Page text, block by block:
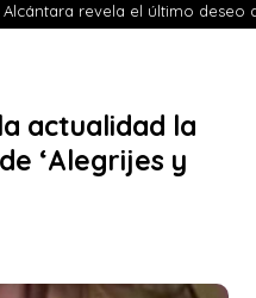
Alcántara revela el último deseo
actualidad la
‘Alegrijes y